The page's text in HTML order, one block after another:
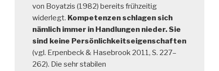
von Boyatzis (1982) bereits frühzeitig
widerlegt. Kompetenzen schlagen sich
nämlich immer in Handlungen nieder. Sie
sind keine Persönlichkeitseigenschaften
(vgl. Erpenbeck & Hasebrook 2011, S. 227–
262). Die sehr stabilen